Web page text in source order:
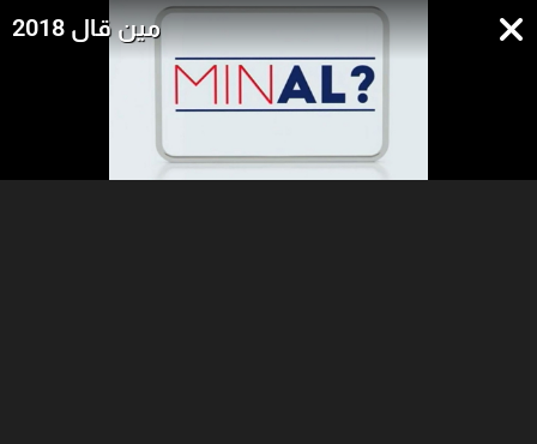
مين قال 2018